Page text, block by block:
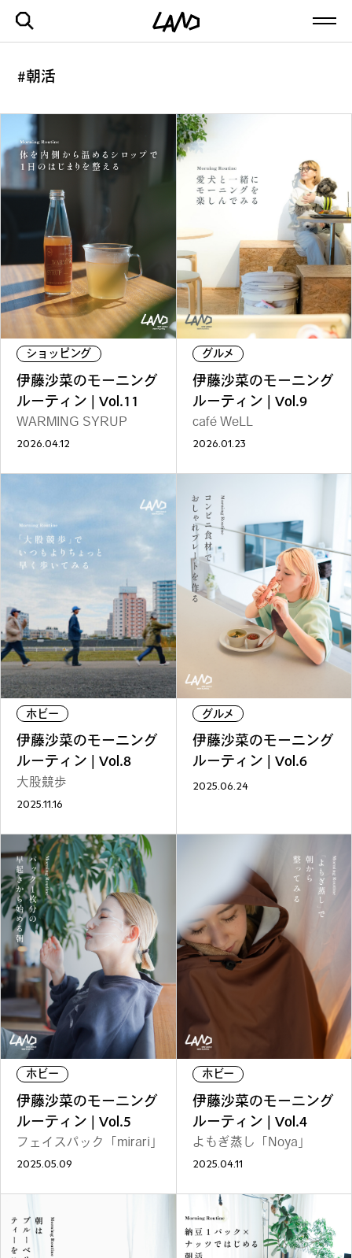
最新記事一覧を見る
ファッション
ホビー
ショッピング トラベル
REGULARS
連載一覧
#健康LAND
#パイセンの行きつけにつ
いて行く
#札幌来たら、まずはココ
僕らの便利酒場
# 古着界隈
雨の日・雪の日の正解
#朝活
ショッピング
伊藤沙菜のモーニング
ルーティン | Vol.11
WARMING SYRUP
2026.04.12
グルメ
伊藤沙菜のモーニング
ルーティン | Vol.9
café WeLL
2026.01.23
ホビー
伊藤沙菜のモーニング
ルーティン | Vol.8
大股競歩
2025.11.16
グルメ
伊藤沙菜のモーニング
ルーティン | Vol.6
2025.06.24
ホビー
伊藤沙菜のモーニング
ルーティン | Vol.5
フェイスパック「mirari」
2025.05.09
ホビー
伊藤沙菜のモーニング
ルーティン | Vol.4
よもぎ蒸し「Noya」
2025.04.11